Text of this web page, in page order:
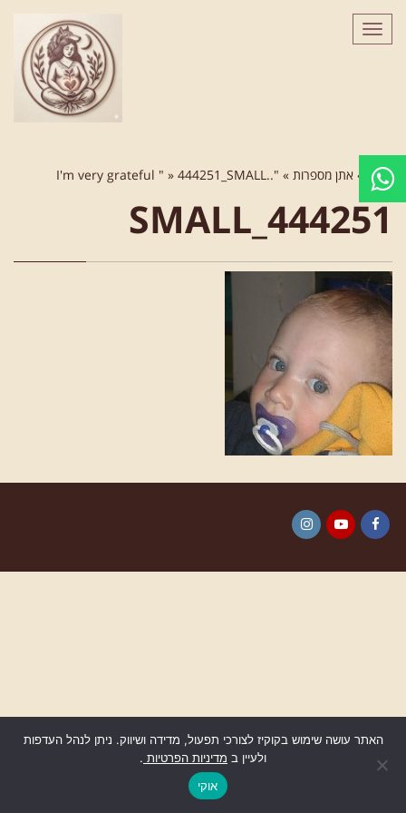
לתוכן
תפריט
ראשי » אתן מספרות »
"..I'm very grateful "
» 444251_SMALL
444251_SMALL
גלילה
האתר עושה שימוש בקוקיז לצורכי תפעול, מדידה ושיווק. ניתן לנהל העדפות
ולעיין ב מדיניות הפרטיות .
אוקי